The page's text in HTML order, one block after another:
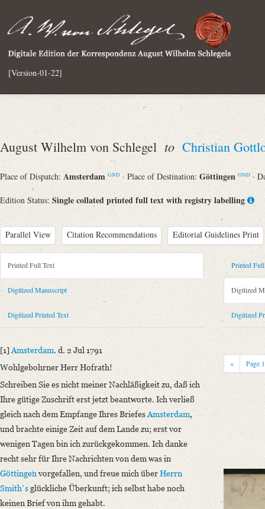
[Version-01-22]
August Wilhelm von Schlegel to Christian
Place of Dispatch: Amsterdam GND · Place of Destination: Göttingen GND ·
Edition Status: Single collated printed full text with registry labelling
Parallel View Citation Recommendations Editorial Guidelines Print
Metadata Concerning Header
Sender: August Wilhelm von Schlegel
Recipient: Christian Gottlob Heyne
Place of Dispatch: Amsterdam
Place of Destination: Göttingen
Notations: Empfangsort erschlossen.
Printed Text
Provider: Dresden, Sächsische Landesbibliothek - Staats- und
OAI Id: 343347008
Bibliography: Briefe von und an August Wilhelm Schlegel.
Incipit: „[1] Amsterdam. d. 2 Jul 1791
Wohlgebohrner Herr Hofrath!
Schreiben Sie es nicht meiner Nachläßigkeit zu, daß ich Ihre gütige
Manuscript
Provider: Dresden, Sächsische Landesbibliothek - Staats- und
Printed Full Text
Digitized Manuscript
Digitized Printed Text
[1]Amsterdam. d. 2 Jul 1791
Wohlgebohrner Herr Hofrath!
Schreiben Sie es nicht meiner Nachläßigkeit zu, daß ich
Ihre gütige Zuschrift erst jetzt beantworte. Ich verließ
gleich nach dem Empfange Ihres BriefesAmsterdam,
und brachte einige Zeit auf dem Lande zu; erst vor
wenigen Tagen bin ich zurückgekommen. Ich danke
recht sehr für Ihre Nachrichten von dem was in
Göttingenvorgefallen, und freue mich überHerrn
Smithʼsglückliche Überkunft; ich selbst habe noch
keinen Brief von ihm gehabt.
Printed
Digitized
Digitized
« Page 1